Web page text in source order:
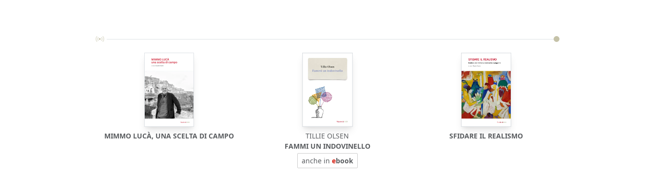
MIMMO LUCÀ, UNA SCELTA DI CAMPO
TILLIE OLSEN
FAMMI UN INDOVINELLO
anche in ebook
SFIDARE IL REALISMO